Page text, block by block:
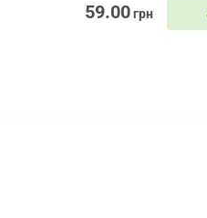
59.00грн